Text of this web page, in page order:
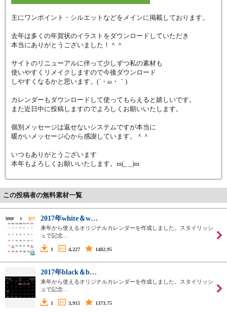
主にワンポイント・シルエットなどをメインに掲載しております。
去年は多くの年賀状のイラストをダウンロードしていただき
本当にありがとうございました！＾＾
サイトのリニューアルに伴って少しずつ私の素材も
使いやすくリメイクしますので今後ダウンロード
しやすくなるかと思います。(´・ω・｀)
カレンダーもダウンロードして使ってもらえると嬉しいです。
また近日中に投稿しますのでよろしくお願いいたします。
個別メッセージは返せないシステムですが本当に
暖かいメッセージ心から感謝しています。＾＾
いつもありがとうございます
本年もよろしくお願いいたします。m(_ _)m
この投稿者の無料素材一覧
2017年white＆w…
来年から使えるオリジナルカレンダーを作成しました。スタイリッシ
ュで記念…
1 4,227 1482.95
2017年black＆b…
来年から使えるオリジナルカレンダーを作成しました。スタイリッシ
ュで記念…
1 3,915 1373.75